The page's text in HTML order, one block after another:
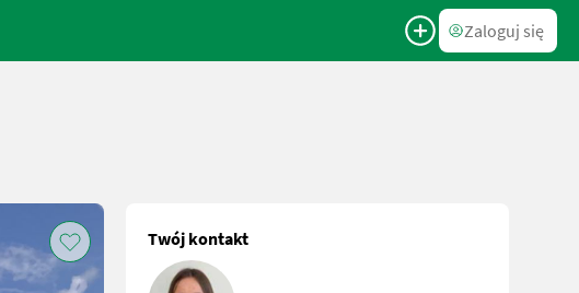
Zaloguj się
Twój kontakt